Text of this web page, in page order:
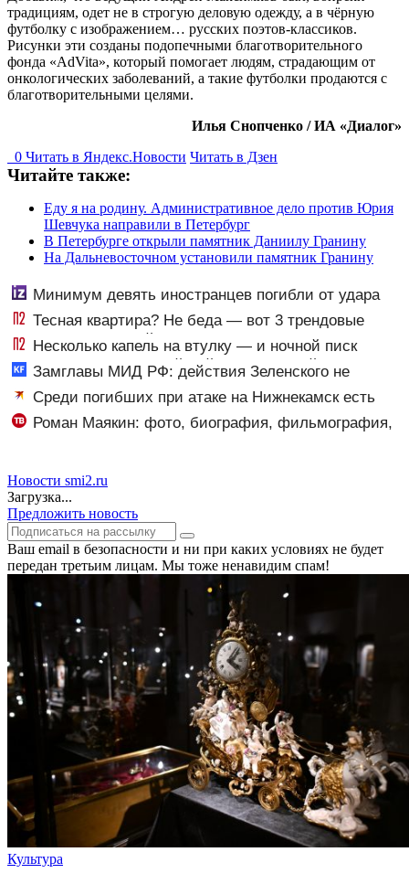
традициям, одет не в строгую деловую одежду, а в чёрную
футболку с изображением… русских поэтов-классиков.
Рисунки эти созданы подопечными благотворительного
фонда «AdVita», который помогает людям, страдающим от
онкологических заболеваний, а такие футболки продаются с
благотворительными целями.
Илья Снопченко / ИА «Диалог»
0 Читать в Яндекс.Новости Читать в Дзен
Читайте также:
Еду я на родину. Административное дело против Юрия
Шевчука направили в Петербург
В Петербурге открыли памятник Даниилу Гранину
На Дальневосточном установили памятник Гранину
Минимум девять иностранцев погибли от удара
ВСУ в Нижнекамске
Тесная квартира? Не беда — вот 3 трендовые
замены гладильной доски, и вещи как из магазина
Несколько капель на втулку — и ночной писк
беспокоит реже: летний лайфхак, который спасает в
Замглавы МИД РФ: действия Зеленского не
оставляют России выбора, кроме продолжения СВО
10/08/2026 – Новости
Среди погибших при атаке на Нижнекамск есть
граждане Узбекистана и Таджикистана
Роман Маякин: фото, биография, фильмография,
Новости smi2.ru
Загрузка...
Предложить новость
Ваш email в безопасности и ни при каких условиях не будет
передан третьим лицам. Мы тоже ненавидим спам!
Культура